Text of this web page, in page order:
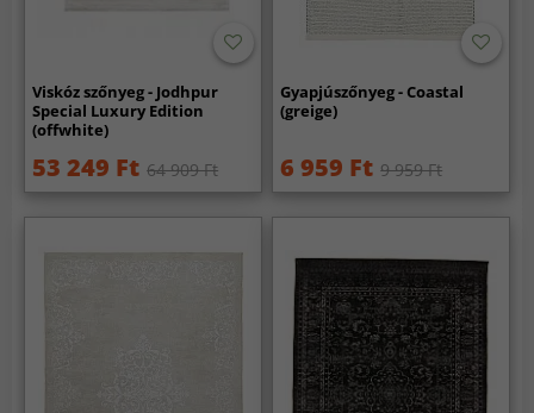
Viskóz szőnyeg - Jodhpur
Special Luxury Edition
(offwhite)
53 249 Ft 64 909 Ft
Gyapjúszőnyeg - Coastal
(greige)
6 959 Ft 9 959 Ft